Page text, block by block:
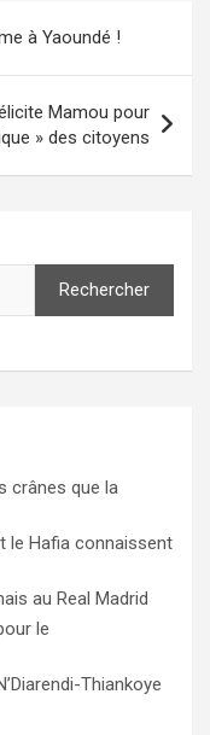
à Yaoundé !
Mamou pour
» des citoyens
Rechercher
crânes que la
le Hafia connaissent
au Real Madrid
le
Thiankoye